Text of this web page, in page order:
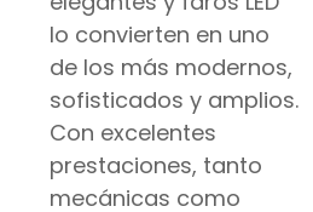
lo convierten en uno
de los más modernos,
sofisticados y amplios.
Con excelentes
prestaciones, tanto
mecánicas como